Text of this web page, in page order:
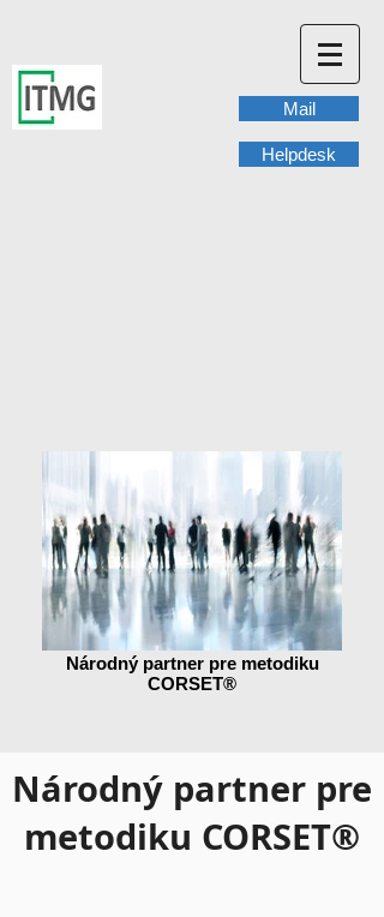
Mail
Helpdesk
Národný partner pre metodiku
CORSET®
Národný partner pre
metodiku CORSET®